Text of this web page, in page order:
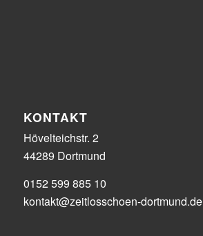
KONTAKT
Hövelteichstr. 2
44289 Dortmund
0152 599 885 10
kontakt@zeitlosschoen-dortmund.de